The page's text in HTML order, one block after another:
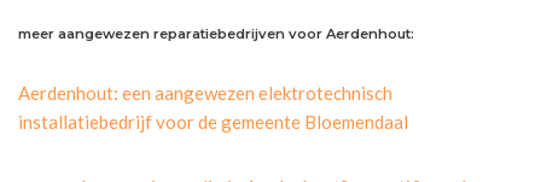
meer aangewezen reparatiebedrijven voor Aerdenhout:
Aerdenhout: een aangewezen elektrotechnisch
installatiebedrijf voor de gemeente Bloemendaal